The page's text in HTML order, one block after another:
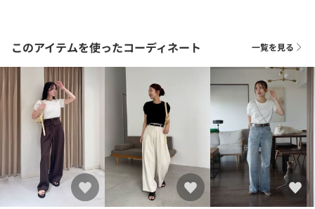
※洗濯の際は、色落ちすることがありますので他の物と分けて単
独で洗ってください。
※アイロンの際は、当て布をしてください。
※素材の特性上、毛玉が発生する恐れがあります。毛玉が出来ま
したら、引っ張って取らずに小さなハサミで一つ一つ切るか、毛
玉取り機を使用して取り除いてください。
※着用の際は、ベルト・バッグ・アクセサリー・爪等の突起物に
より引っ掛かりが生じますのでご注意ください。
※汗や水、摩擦により他のものに色移りすることがありますので
ご注意ください。
このアイテムを使ったコーディネート 一覧を見る